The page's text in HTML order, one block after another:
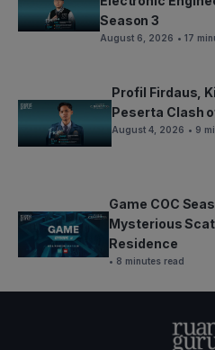
Season 3
August 6, 2026 • 17
Profil Firdaus,
Peserta Clash
August 4, 2026 • 9
Game COC
Mysterious
Residence
• 8 minutes read